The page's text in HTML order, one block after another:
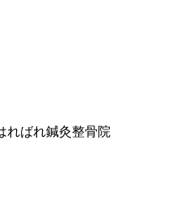
ればれ鍼灸整骨院